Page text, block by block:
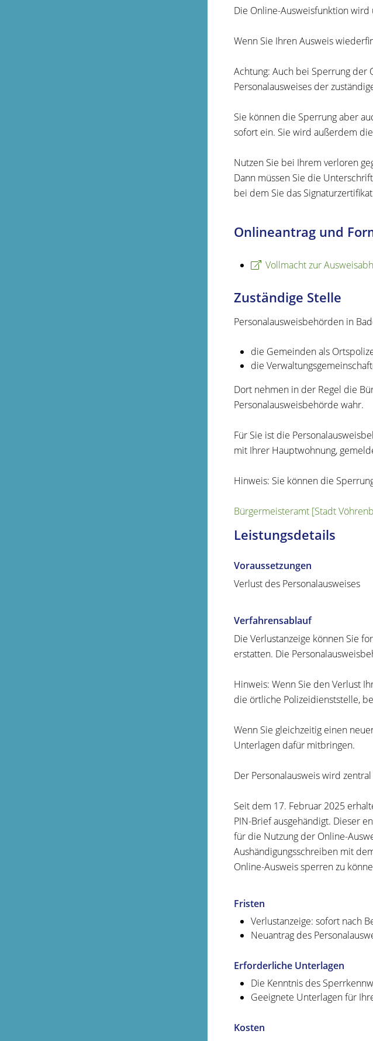
Die Online-Ausweisfunktion
Wenn Sie Ihren Ausweis
Achtung: Auch bei Sperrung der
Personalausweises der
Sie können die Sperrung aber
sofort ein. Sie wird außerdem
Nutzen Sie bei Ihrem verloren
Dann müssen Sie die
bei dem Sie das
Onlineantrag und
Vollmacht zur
Zuständige Stelle
Personalausweisbehörden in
die Gemeinden als
die
Dort nehmen in der Regel die
Personalausweisbehörde wahr.
Für Sie ist die
mit Ihrer Hauptwohnung,
Hinweis: Sie können die
Bürgermeisteramt [Stadt
Leistungsdetails
Voraussetzungen
Verlust des Personalausweises
Verfahrensablauf
Die Verlustanzeige können Sie
erstatten. Die
Hinweis: Wenn Sie den Verlust
die örtliche Polizeidienststelle,
Wenn Sie gleichzeitig einen
Unterlagen dafür mitbringen.
Der Personalausweis wird
Seit dem 17. Februar 2025
PIN-Briefausgehändigt. Dieser
für die Nutzung der Online-
Aushändigungsschreiben mit
Online-Ausweis sperren zu
Fristen
Verlustanzeige: sofort nach
Neuantrag des
Erforderliche Unterlagen
Die Kenntnis des
Geeignete Unterlagen für
Kosten